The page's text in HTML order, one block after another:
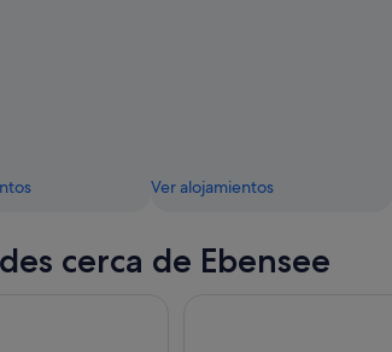
Ver alojamientos
cerca de Ebensee